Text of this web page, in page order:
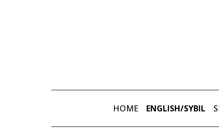
HOME ENGLISH/SYBIL